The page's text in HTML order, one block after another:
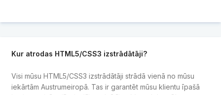
Kur atrodas HTML5/CSS3 izstrādātāji?
Visi mūsu HTML5/CSS3 izstrādātāji strādā vienā no mūsu
iekārtām Austrumeiropā. Tas ir garantēt mūsu klientu īpašā